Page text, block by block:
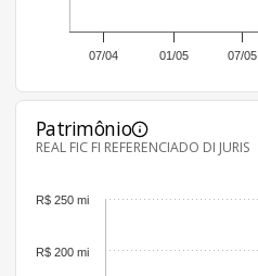
07/04 01/05 07/05
Patrimônio
REAL FIC FI REFERENCIADO DI JURIS
R$ 200 mi
R$ 250 mi